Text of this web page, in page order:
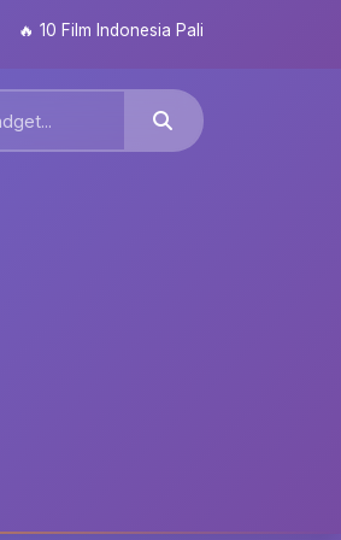
10 Film Indonesia Paling Ditunggu 2026: